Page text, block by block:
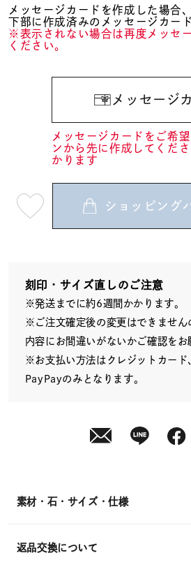
メッセージカードを作成した場合、
下部に作成済みのメッセージカー
※表示されない場合は再度メッセ
ください。
メッセージ
メッセージカードをご希
ンから先に作成してくだ
かります
08
送
¥14,300 (tax
in)
ショッピング
刻印・サイズ直しのご注意
※発送までに約6週間かかります。
※ご注文確定後の変更はできません
内容にお間違いがないかご確認をお
※お支払い方法はクレジットカード
PayPayのみとなります。
素材・石・サイズ・仕様
返品交換について